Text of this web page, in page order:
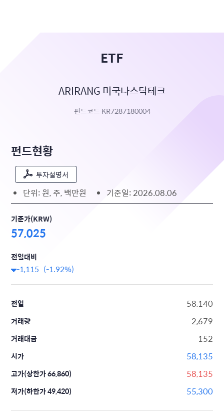
ETF
ARIRANG 미국나스닥테크
펀드코드 KR7287180004
펀드현황
투자설명서
단위: 원, 주, 백만원 기준일: 2026.08.06
기준가(KRW)
57,025
전일대비
-1,115 (-1.92%)
전일 58,140
거래량 2,679
거래대금 152
시가 58,135
고가(상한가 66,860) 58,135
저가(하한가 49,420) 55,300